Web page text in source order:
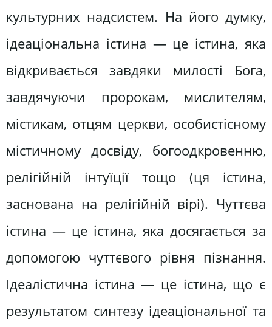
культурних надсистем. На його думку,
ідеаціональна істина — це істина, яка
відкривається завдяки милості Бога,
завдячуючи пророкам, мислителям,
містикам, отцям церкви, особистісному
містичному досвіду, богоодкровенню,
релігійній інтуїції тощо (ця істина,
заснована на релігійній вірі). Чуттєва
істина — це істина, яка досягається за
допомогою чуттєвого рівня пізнання.
Ідеалістична істина — це істина, що є
результатом синтезу ідеаціональної та